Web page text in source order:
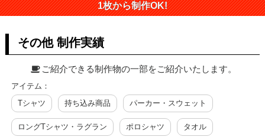
1枚から制作OK!
その他 制作実績
ご紹介できる制作物の一部をご紹介いたします。
アイテム：
Tシャツ
持ち込み商品 パーカー・スウェット
ロングTシャツ・ラグラン ポロシャツ タオル